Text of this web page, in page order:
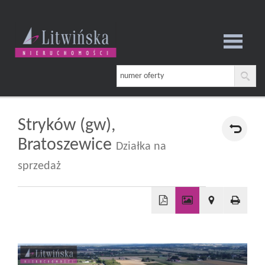
Strona
główna
firmie
Oferta
Stryków (gw),
Bratoszewice Działka na
sprzedaż
−